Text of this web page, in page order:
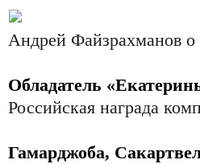
Андрей Файзрахманов о
Обладатель
Российская награда
Гамарджоба,